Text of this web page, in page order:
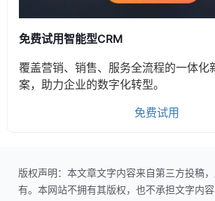
免费试用智能型CRM
覆盖营销、销售、服务全流程的一体化
案，助力企业的数字化转型。
免费试用
版权声明：本文章文字内容来自第三方投稿
有。本网站不拥有其版权，也不承担文字内